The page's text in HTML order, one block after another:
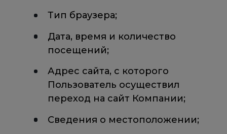
Тип браузера;
Дата, время и количество
посещений;
Адрес сайта, с которого
Пользователь осуществил
переход на сайт Компании;
Сведения о местоположении;